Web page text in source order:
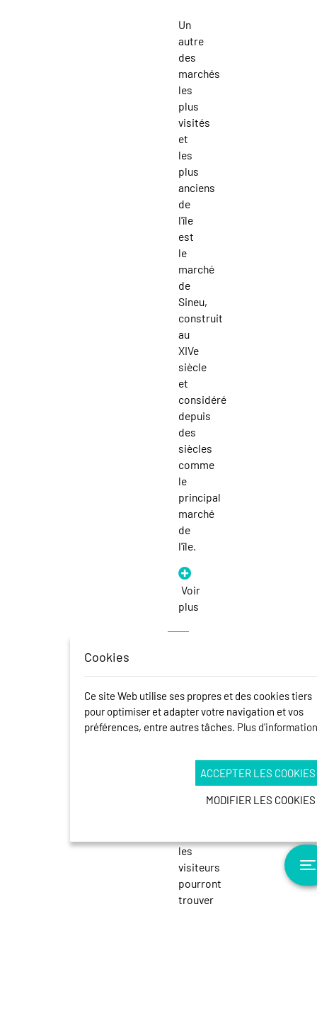
Un
autre
des
marchés
les
plus
visités
et
les
plus
anciens
de
l'île
est
le
marché
de
Sineu,
construit
au
XIVe
siècle
et
considéré
depuis
des
siècles
comme
le
principal
marché
de
l'île.
Voir
plus
de
Santanyí
Dans
village
les
visiteurs
pourront
trouver
Cookies
Ce site Web utilise ses propres et des cookies tiers
pour optimiser et adapter votre navigation et vos
préférences, entre autres tâches. Plus d'information
ACCEPTER LES COOKIES
MODIFIER LES COOKIES